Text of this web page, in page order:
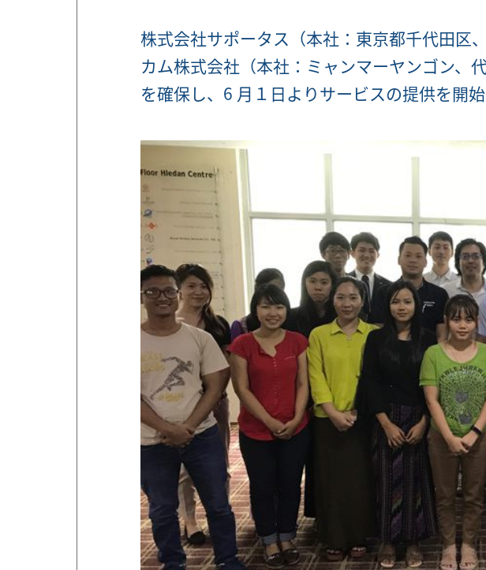
株式会社サポータス（本社：東京都千代田区
カム株式会社（本社：ミャンマーヤンゴン、
を確保し、6 月１日よりサービスの提供を開